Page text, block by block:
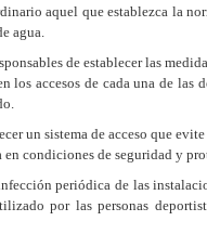
aquel que establezca la
agua.
de establecer las
accesos de cada una de las
un sistema de acceso que
condiciones de seguridad y
periódica de las
por las personas